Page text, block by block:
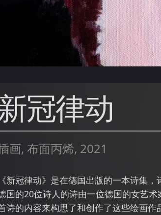
冠律动
画, 布面丙烯, 2021
《新冠律动》是在德国出版的一本诗集
国的20位诗人的诗由一位德国的女艺
诗的内容来构思了和创作了这些绘画作